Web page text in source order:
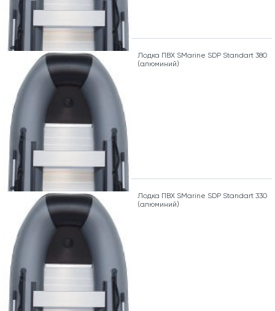
Лодка ПВХ SMarine SDP Standart 380
(алюминий)
Лодка ПВХ SMarine SDP Standart 330
(алюминий)